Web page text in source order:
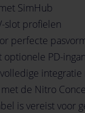
SimHub
slot profielen
perfecte
optionele PD-
de Nitro
is vereist voor